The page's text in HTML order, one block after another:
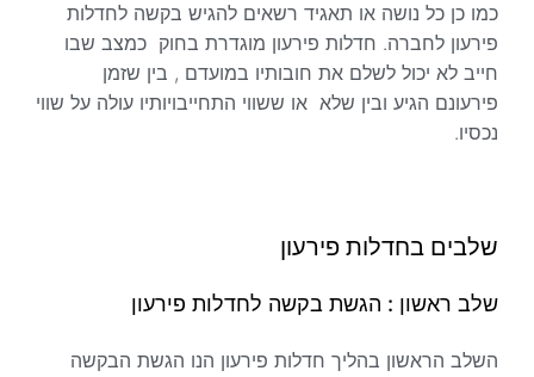
כמו כן כל נושה או תאגיד רשאים להגיש בקשה לחדלות
פירעון לחברה. חדלות פירעון מוגדרת בחוק כמצב שבו
חייב לא יכול לשלם את חובותיו במועדם , בין שזמן
פירעונם הגיע ובין שלא או ששווי התחייבויותיו עולה על שווי
נכסיו.
שלבים בחדלות פירעון
שלב ראשון : הגשת בקשה לחדלות פירעון
השלב הראשון בהליך חדלות פירעון הנו הגשת הבקשה